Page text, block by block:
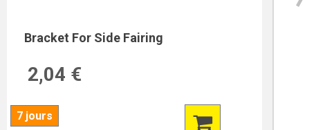
Bracket For Side Fairing
2,04 €
7 jours